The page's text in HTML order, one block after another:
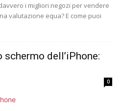
i migliori negozi per vendere
valutazione equa? E come puoi
dell’iPhone:
0